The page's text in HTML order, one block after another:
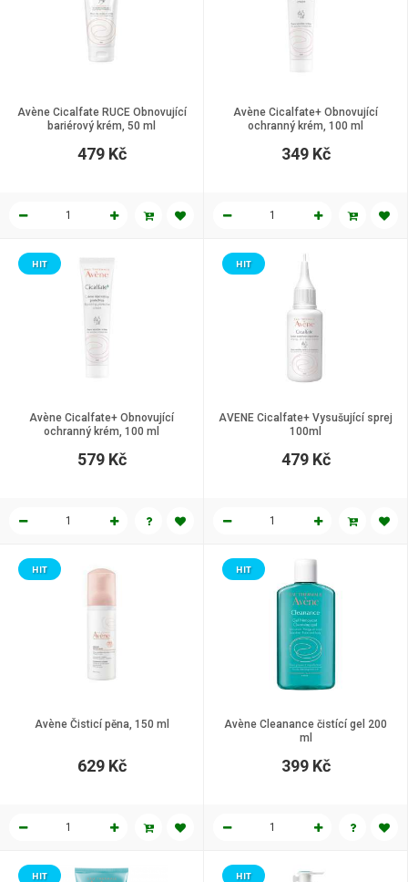
Avène Cicalfate RUCE Obnovující
bariérový krém, 50 ml
479 Kč
Avène Cicalfate+ Obnovující
ochranný krém, 100 ml
349 Kč
Avène Cicalfate+ Obnovující
ochranný krém, 100 ml
HIT
579 Kč
AVENE Cicalfate+ Vysušující sprej
100ml
HIT
479 Kč
Avène Čisticí pěna, 150 ml
HIT
629 Kč
Avène Cleanance čistící gel 200
ml
HIT
399 Kč
HIT HIT